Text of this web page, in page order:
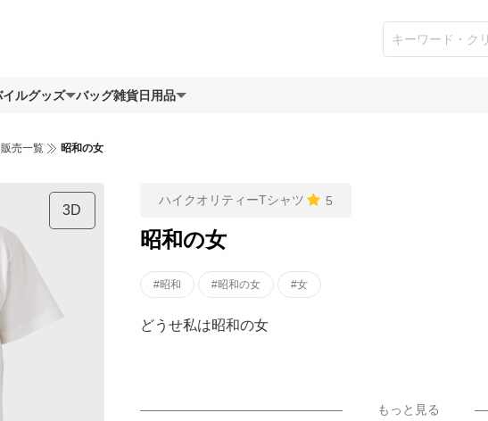
ルグッズ バッグ雑貨日用品
売一覧 昭和の女
3D
ハイクオリティーTシャツ 5
昭和の女
#昭和 #昭和の女 #女
どうせ私は昭和の女
もっと見る